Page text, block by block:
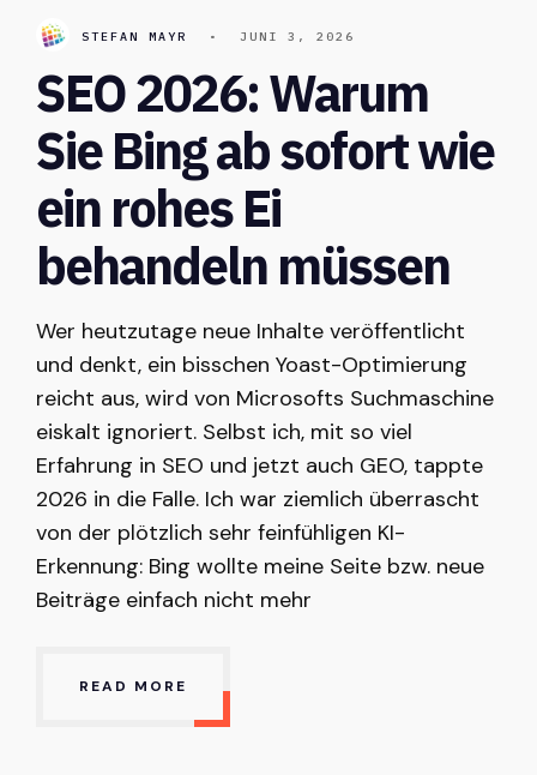
STEFAN MAYR • JUNI 3, 2026
SEO 2026: Warum
Sie Bing ab sofort wie
ein rohes Ei
behandeln müssen
Wer heutzutage neue Inhalte veröffentlicht
und denkt, ein bisschen Yoast-Optimierung
reicht aus, wird von Microsofts Suchmaschine
eiskalt ignoriert. Selbst ich, mit so viel
Erfahrung in SEO und jetzt auch GEO, tappte
2026 in die Falle. Ich war ziemlich überrascht
von der plötzlich sehr feinfühligen KI-
Erkennung: Bing wollte meine Seite bzw. neue
Beiträge einfach nicht mehr
READ MORE